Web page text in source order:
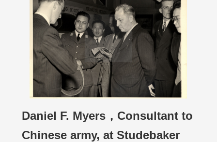
Daniel F. Myers，Consultant to
Chinese army, at Studebaker